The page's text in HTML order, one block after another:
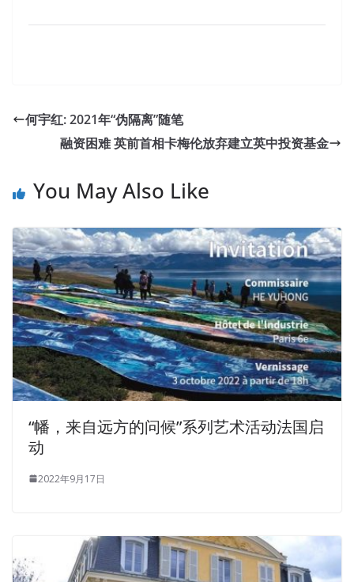
何宇红: 2021年“伪隔离”随笔
融资困难 英前首相卡梅伦放弃建立英中投资基金
You May Also Like
“幡，来自远方的问候”系列艺术活动法国启
动
2022年9月17日